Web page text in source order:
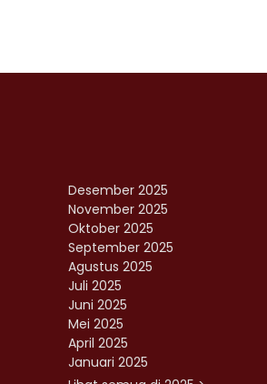
Desember 2025
November 2025
Oktober 2025
September 2025
Agustus 2025
Juli 2025
Juni 2025
Mei 2025
April 2025
Januari 2025